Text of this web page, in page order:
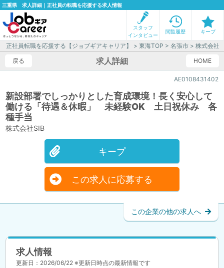
三重県 求人詳細｜正社員の転職を応援する求人情報
スタッフ
インタビュー
閲覧履歴 キープ
正社員転職を応援する【ジョブギアキャリア】 >東海TOP >名張市 > 株式会社
戻る
HOME
求人詳細
AE0108431402
新設部署でしっかりとした育成環境！長く安心して
働ける「待遇＆休暇」 未経験OK 土日祝休み 各
種手当
株式会社SIB
キープ
この求人に応募する
この企業の他の求人へ
求人情報
更新日：2026/06/22 ※更新日時点の最新情報です